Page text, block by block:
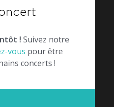
! Suivez notre
vous pour être
concerts !